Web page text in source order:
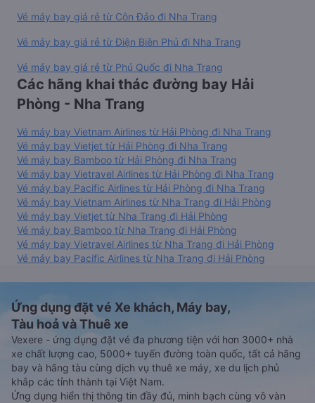
Vé máy bay giá rẻ từ Côn Đảo đi Nha Trang
Vé máy bay giá rẻ từ Điện Biên Phủ đi Nha Trang
Vé máy bay giá rẻ từ Phú Quốc đi Nha Trang
Các hãng khai thác đường bay Hải
Phòng - Nha Trang
Vé máy bay Vietnam Airlines từ Hải Phòng đi Nha Trang
Vé máy bay Vietjet từ Hải Phòng đi Nha Trang
Vé máy bay Bamboo từ Hải Phòng đi Nha Trang
Vé máy bay Vietravel Airlines từ Hải Phòng đi Nha Trang
Vé máy bay Pacific Airlines từ Hải Phòng đi Nha Trang
Vé máy bay Vietnam Airlines từ Nha Trang đi Hải Phòng
Vé máy bay Vietjet từ Nha Trang đi Hải Phòng
Vé máy bay Bamboo từ Nha Trang đi Hải Phòng
Vé máy bay Vietravel Airlines từ Nha Trang đi Hải Phòng
Vé máy bay Pacific Airlines từ Nha Trang đi Hải Phòng
Ứng dụng đặt vé Xe khách, Máy bay,
Tàu hoả và Thuê xe
Vexere - ứng dụng đặt vé đa phương tiện với hơn 3000+ nhà
xe chất lượng cao, 5000+ tuyến đường toàn quốc, tất cả hãng
bay và hãng tàu cùng dịch vụ thuê xe máy, xe du lịch phủ
khắp các tỉnh thành tại Việt Nam.
Ứng dụng hiển thị thông tin đầy đủ, minh bạch cùng vô vàn